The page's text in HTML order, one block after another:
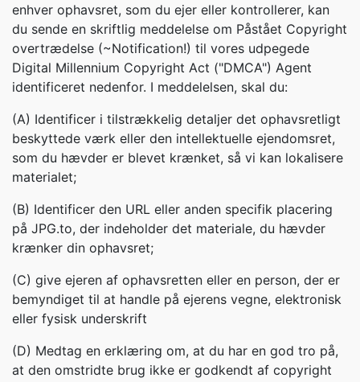
enhver ophavsret, som du ejer eller kontrollerer, kan
du sende en skriftlig meddelelse om Påstået Copyright
overtrædelse (~Notification!) til vores udpegede
Digital Millennium Copyright Act ("DMCA") Agent
identificeret nedenfor. I meddelelsen, skal du:
(A) Identificer i tilstrækkelig detaljer det ophavsretligt
beskyttede værk eller den intellektuelle ejendomsret,
som du hævder er blevet krænket, så vi kan lokalisere
materialet;
(B) Identificer den URL eller anden specifik placering
på JPG.to, der indeholder det materiale, du hævder
krænker din ophavsret;
(C) give ejeren af ophavsretten eller en person, der er
bemyndiget til at handle på ejerens vegne, elektronisk
eller fysisk underskrift
(D) Medtag en erklæring om, at du har en god tro på,
at den omstridte brug ikke er godkendt af copyright